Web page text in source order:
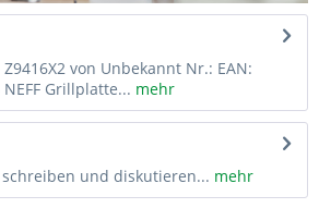
von Unbekannt Nr.: EAN:
Grillplatte... mehr
und diskutieren... mehr